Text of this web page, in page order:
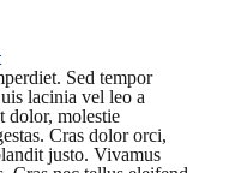
Sed tempor
lacinia vel leo a
dolor, molestie
Cras dolor orci,
justo. Vivamus